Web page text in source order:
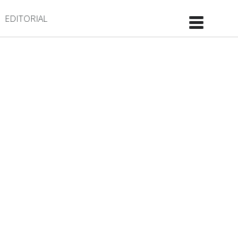
EDITORIAL